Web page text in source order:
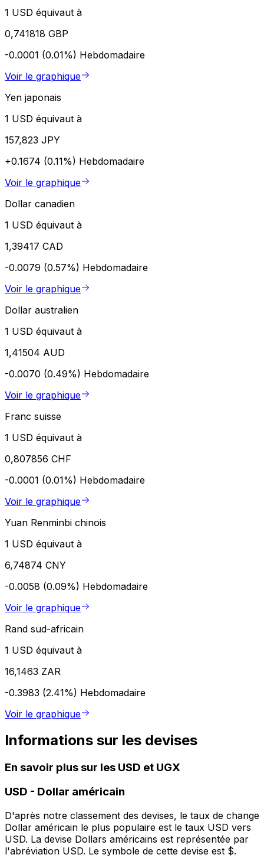
1 USD équivaut à
0,741818 GBP
-0.0001 (0.01%) Hebdomadaire
Voir le graphique
Yen japonais
1 USD équivaut à
157,823 JPY
+0.1674 (0.11%) Hebdomadaire
Voir le graphique
Dollar canadien
1 USD équivaut à
1,39417 CAD
-0.0079 (0.57%) Hebdomadaire
Voir le graphique
Dollar australien
1 USD équivaut à
1,41504 AUD
-0.0070 (0.49%) Hebdomadaire
Voir le graphique
Franc suisse
1 USD équivaut à
0,807856 CHF
-0.0001 (0.01%) Hebdomadaire
Voir le graphique
Yuan Renminbi chinois
1 USD équivaut à
6,74874 CNY
-0.0058 (0.09%) Hebdomadaire
Voir le graphique
Rand sud-africain
1 USD équivaut à
16,1463 ZAR
-0.3983 (2.41%) Hebdomadaire
Voir le graphique
Informations sur les devises
En savoir plus sur les USD et UGX
USD - Dollar américain
D'après notre classement des devises, le taux de change
Dollar américain le plus populaire est le taux USD vers
USD. La devise Dollars américains est représentée par
l'abréviation USD. Le symbole de cette devise est $.